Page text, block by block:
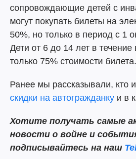
сопровождающие детей с
могут покупать билеты на
50%, но только в период с 1
Дети от 6 до 14 лет в течение
только 75% стоимости билета.
Ранее мы рассказывали, кто
скидки на автогражданку и в
Хотите получать самые
новости о войне и
подписывайтесь на наш